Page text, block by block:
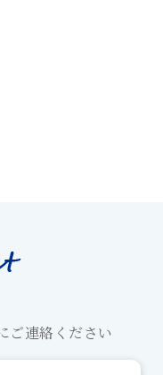
ご連絡ください